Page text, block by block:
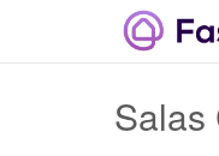
Salas